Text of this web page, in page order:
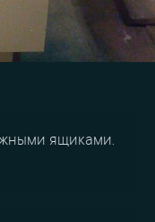
ящиками.